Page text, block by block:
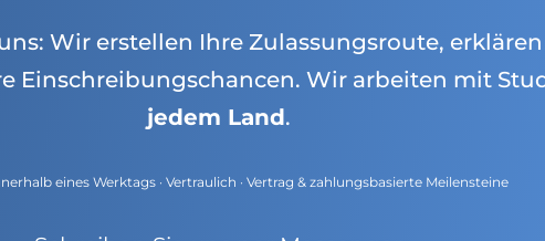
Wir erstellen Ihre Zulassungsroute,
Einschreibungschancen. Wir arbeiten mit
jedem Land.
eines Werktags · Vertraulich · Vertrag & zahlungsbasierte Meilensteine